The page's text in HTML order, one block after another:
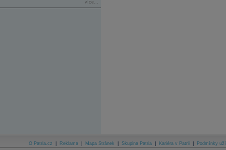
více...
O Patria.cz Reklama Mapa Stránek Skupina Patria Kariéra v Patrii Podmínky